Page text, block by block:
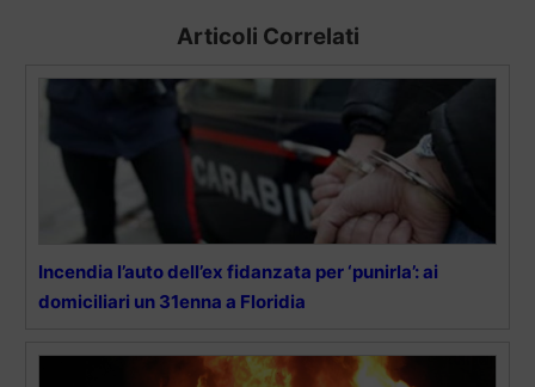
Articoli Correlati
Incendia l’auto dell’ex fidanzata per ‘punirla’: ai
domiciliari un 31enna a Floridia